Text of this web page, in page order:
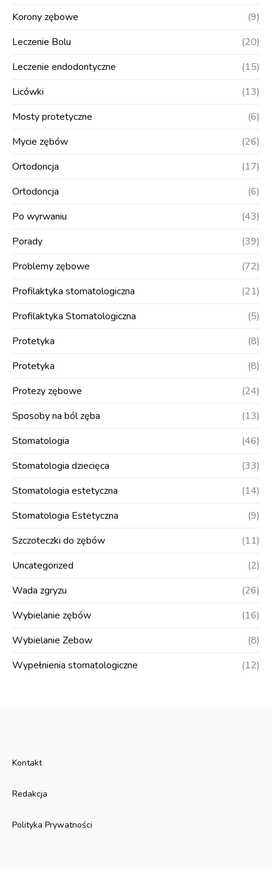
Korony zębowe
(9)
Leczenie Bolu
(20)
Leczenie endodontyczne
(15)
Licówki
(13)
Mosty protetyczne
(6)
Mycie zębów
(26)
Ortodoncja
(17)
Ortodoncja
(6)
Po wyrwaniu
(43)
Porady
(39)
Problemy zębowe
(72)
Profilaktyka stomatologiczna
(21)
Profilaktyka Stomatologiczna
(5)
Protetyka
(8)
Protetyka
(8)
Protezy zębowe
(24)
Sposoby na ból zęba
(13)
Stomatologia
(46)
Stomatologia dziecięca
(33)
Stomatologia estetyczna
(14)
Stomatologia Estetyczna
(9)
Szczoteczki do zębów
(11)
Uncategorized
(2)
Wada zgryzu
(26)
Wybielanie zębów
(16)
Wybielanie Zebow
(8)
Wypełnienia stomatologiczne
(12)
Kontakt
Redakcja
Polityka Prywatności